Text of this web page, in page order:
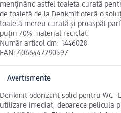
menținând astfel toaleta curată
de toaletă de la Denkmit oferă o
toaletă mereu curată și proaspăt
puțin 70% material reciclat.
Număr articol dm: 1446028
EAN: 4066447790597
Avertismente
Denkmit odorizant solid pentru WC -
utilizare imediat, deoarece pelicula